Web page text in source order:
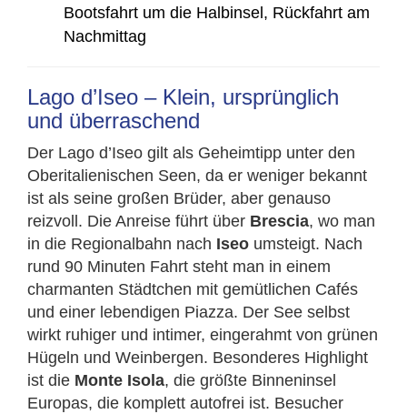
Bootsfahrt um die Halbinsel, Rückfahrt am
Nachmittag
Lago d’Iseo – Klein, ursprünglich
und überraschend
Der Lago d’Iseo gilt als Geheimtipp unter den
Oberitalienischen Seen, da er weniger bekannt
ist als seine großen Brüder, aber genauso
reizvoll. Die Anreise führt über Brescia, wo man
in die Regionalbahn nach Iseo umsteigt. Nach
rund 90 Minuten Fahrt steht man in einem
charmanten Städtchen mit gemütlichen Cafés
und einer lebendigen Piazza. Der See selbst
wirkt ruhiger und intimer, eingerahmt von grünen
Hügeln und Weinbergen. Besonderes Highlight
ist die Monte Isola, die größte Binneninsel
Europas, die komplett autofrei ist. Besucher